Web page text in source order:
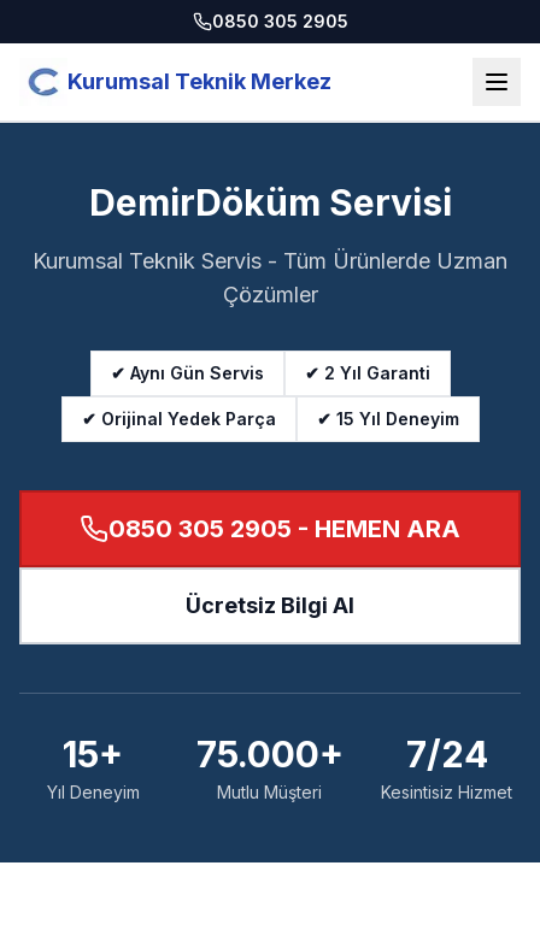
0850 305 2905
Kurumsal Teknik Merkez
DemirDöküm Servisi
Kurumsal Teknik Servis - Tüm Ürünlerde Uzman
Çözümler
✔ Aynı Gün Servis ✔ 2 Yıl Garanti
✔ Orijinal Yedek Parça ✔ 15 Yıl Deneyim
0850 305 2905 - HEMEN ARA
Ücretsiz Bilgi Al
15+
Yıl Deneyim
75.000+
Mutlu Müşteri
7/24
Kesintisiz Hizmet